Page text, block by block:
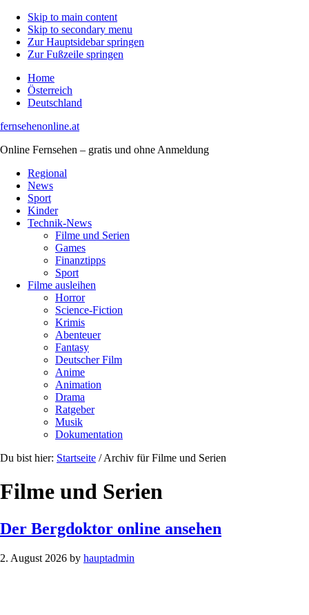
Skip to main content
Skip to secondary menu
Zur Hauptsidebar springen
Zur Fußzeile springen
Home
Österreich
Deutschland
fernsehenonline.at
Online Fernsehen – gratis und ohne Anmeldung
Regional
News
Sport
Kinder
Technik-News
Filme und Serien
Games
Finanztipps
Sport
Filme ausleihen
Horror
Science-Fiction
Krimis
Abenteuer
Fantasy
Deutscher Film
Anime
Animation
Drama
Ratgeber
Musik
Dokumentation
Du bist hier: Startseite /Archiv für Filme und Serien
Filme und Serien
Der Bergdoktor online ansehen
2. August 2026 by hauptadmin